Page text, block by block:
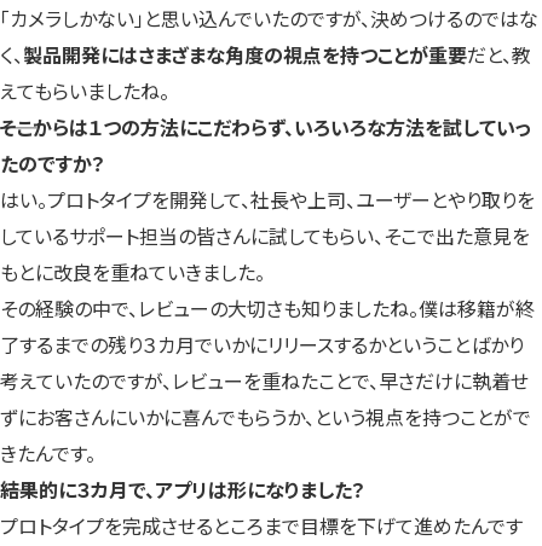
「カメラしかない」と思い込んでいたのですが、決めつけるのではな
く、製品開発にはさまざまな角度の視点を持つことが重要だと、教
えてもらいましたね。
――そこからは１つの方法にこだわらず、いろいろな方法を試していっ
たのですか？
はい。プロトタイプを開発して、社長や上司、ユーザーとやり取りを
しているサポート担当の皆さんに試してもらい、そこで出た意見を
もとに改良を重ねていきました。
その経験の中で、レビューの大切さも知りましたね。僕は移籍が終
了するまでの残り３カ月でいかにリリースするかということばかり
考えていたのですが、レビューを重ねたことで、早さだけに執着せ
ずにお客さんにいかに喜んでもらうか、という視点を持つことがで
きたんです。
――結果的に３カ月で、アプリは形になりました？
プロトタイプを完成させるところまで目標を下げて進めたんです